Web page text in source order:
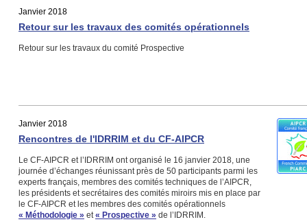
Janvier 2018
Retour sur les travaux des comités opérationnels
Retour sur les travaux du comité Prospective
Janvier 2018
Rencontres de l'IDRRIM et du CF-AIPCR
Le CF-AIPCR et l’IDRRIM ont organisé le 16 janvier 2018, une
journée d’échanges réunissant près de 50 participants parmi les
experts français, membres des comités techniques de l’AIPCR,
les présidents et secrétaires des comités miroirs mis en place par
le CF-AIPCR et les membres des comités opérationnels
« Méthodologie » et« Prospective » de l’IDRRIM.